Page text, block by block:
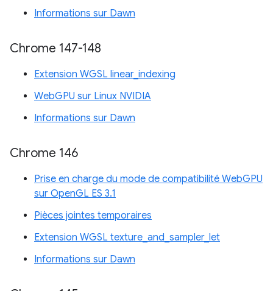
Informations sur Dawn
Chrome 147-148
Extension WGSL linear_indexing
WebGPU sur Linux NVIDIA
Informations sur Dawn
Chrome 146
Prise en charge du mode de compatibilité WebGPU
sur OpenGL ES 3.1
Pièces jointes temporaires
Extension WGSL texture_and_sampler_let
Informations sur Dawn